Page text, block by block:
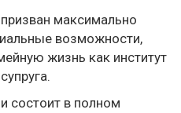
максимально
возможности,
жизнь как институт
состоит в полном